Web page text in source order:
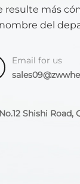
resulte más
del
Email for us
Shishi Road,